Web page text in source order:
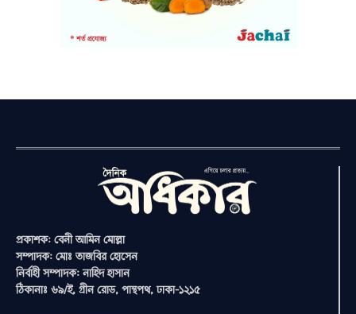
প্রকাশক: বেনী আমিন মোল্লা
সম্পাদক: মোঃ তাজবির হোসেন
নির্বাহী সম্পাদক: নাহিদ হাসান
ঠিকানাঃ ৬৯/ই, গ্রীন রোড, পান্থপথ, ঢাকা-১২১৫